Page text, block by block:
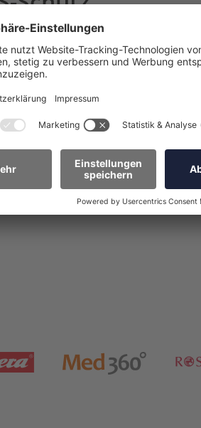
Unternehmensdaten
führen, sondern
VDSL- oder
Zum Deal!